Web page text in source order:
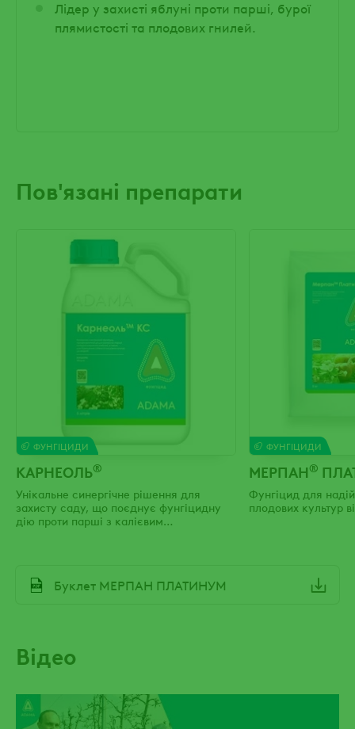
Лідер у захисті яблуні проти парші, бурої
плямистості та плодових гнилей.
Пов'язані препарати
ФУНГІЦИДИ
КАРНЕОЛЬ®
Унікальне синергічне рішення для
захисту саду, що поєднує фунгіцидну
дію проти парші з калієвим
ФУНГІЦИДИ
МЕРПАН®
Фунгіцид для
плодових культур
File
Буклет МЕРПАН ПЛАТИНУМ
Відео